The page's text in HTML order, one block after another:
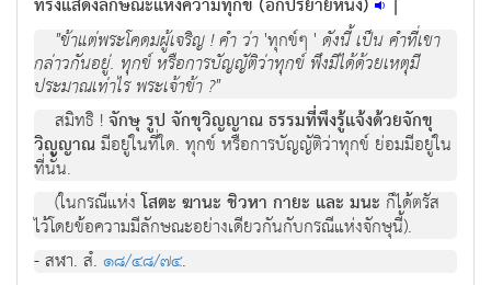
ทรงแสดงลักษณะแห่งความทุกข์ (อีกปริยายหนึ่ง) |
"ขาแตพระโคดมผูเจริญ ! คํา วา 'ทุกขๆ 'ดังนี้ เปน คําที่เขา
กลาวกันอยู่. ทุกข หรือการบัญญัติวาทุกข พึงมีไดดวยเหตุมี
ประมาณเทาไร พระเจาขา ?"
สมิทธิ !จักษุ รูป จักขุวิญญาณ ธรรมที่พึงรูแจงดวยจักขุ
วิญญาณมีอยูในที่ใด. ทุกข หรือการบัญญัติวาทุกข ยอมมีอยูใน
ที่นั้น.
(ในกรณีแหงโสตะ ฆานะ ชิวหา กายะ และ มนะ ก็ไดตรัส
ไวโดยขอความมีลักษณะอยางเดียวกันกับกรณีแหงจักษุนี้).
- สฬา. สํ. ๑๘/๔๘/๗๔.